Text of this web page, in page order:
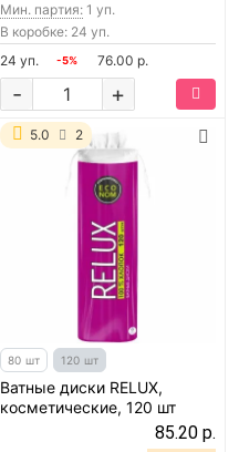
Мин. партия: 1 уп.
В коробке: 24 уп.
24 уп.
-5% 76.00 р.
+
-
5.0 2
80 шт 120 шт
Ватные диски RELUX,
косметические, 120 шт
85.20 р.